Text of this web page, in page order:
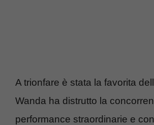
A trionfare è stata la favorita
Wanda ha distrutto la
performance straordinarie e